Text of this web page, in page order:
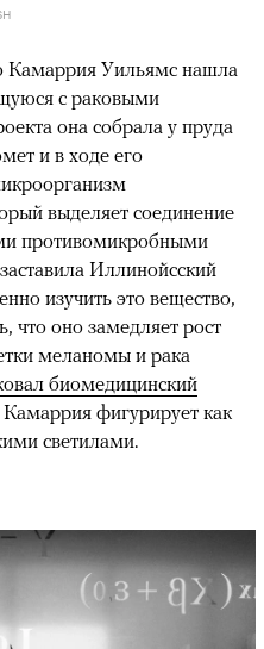
Камаррия Уильямс нашла
с раковыми
она собрала у пруда
и в ходе его
выделяет соединение
противомикробными
Иллинойсский
изучить это вещество,
что оно замедляет рост
меланомы и рака
биомедицинский
Камаррия фигурирует как
светилами.